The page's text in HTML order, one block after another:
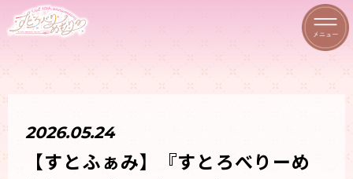
2026.05.24
【すとふぁみ】『すとろべりーめ